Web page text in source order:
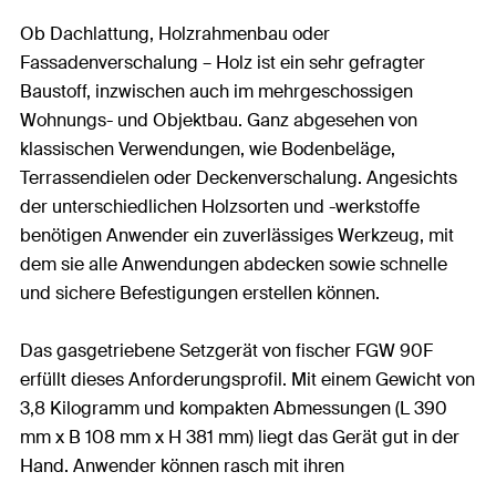
Ob Dachlattung, Holzrahmenbau oder
Fassadenverschalung – Holz ist ein sehr gefragter
Baustoff, inzwischen auch im mehrgeschossigen
Wohnungs- und Objektbau. Ganz abgesehen von
klassischen Verwendungen, wie Bodenbeläge,
Terrassendielen oder Deckenverschalung. Angesichts
der unterschiedlichen Holzsorten und -werkstoffe
benötigen Anwender ein zuverlässiges Werkzeug, mit
dem sie alle Anwendungen abdecken sowie schnelle
und sichere Befestigungen erstellen können.
Das gasgetriebene Setzgerät von fischer FGW 90F
erfüllt dieses Anforderungsprofil. Mit einem Gewicht von
3,8 Kilogramm und kompakten Abmessungen (L 390
mm x B 108 mm x H 381 mm) liegt das Gerät gut in der
Hand. Anwender können rasch mit ihren